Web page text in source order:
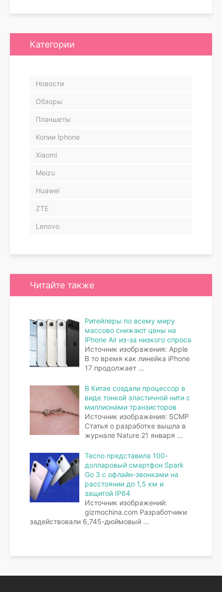
Категории
Новости
Обзоры
Планшеты
Копии Iphone
Xiaomi
Meizu
Huawei
ZTE
Lenovo
Читайте также
Ритейлеры по всему миру
массово снижают цены на
iPhone Air из-за низкого спроса
Источник изображения: Apple
В то время как линейка iPhone
17 продолжает ...
В Китае создали процессор в
виде тонкой эластичной нити с
миллионами транзисторов
Источник изображения: SCMP
Статья о разработке вышла в
журнале Nature 21 января ...
Tecno представила 100-
долларовый смартфон Spark
Go 3 с офлайн-звонками на
расстоянии до 1,5 км и
защитой IP64
Источник изображений:
gizmochina.com Разработчики
задействовали 6,745-дюймовый ...